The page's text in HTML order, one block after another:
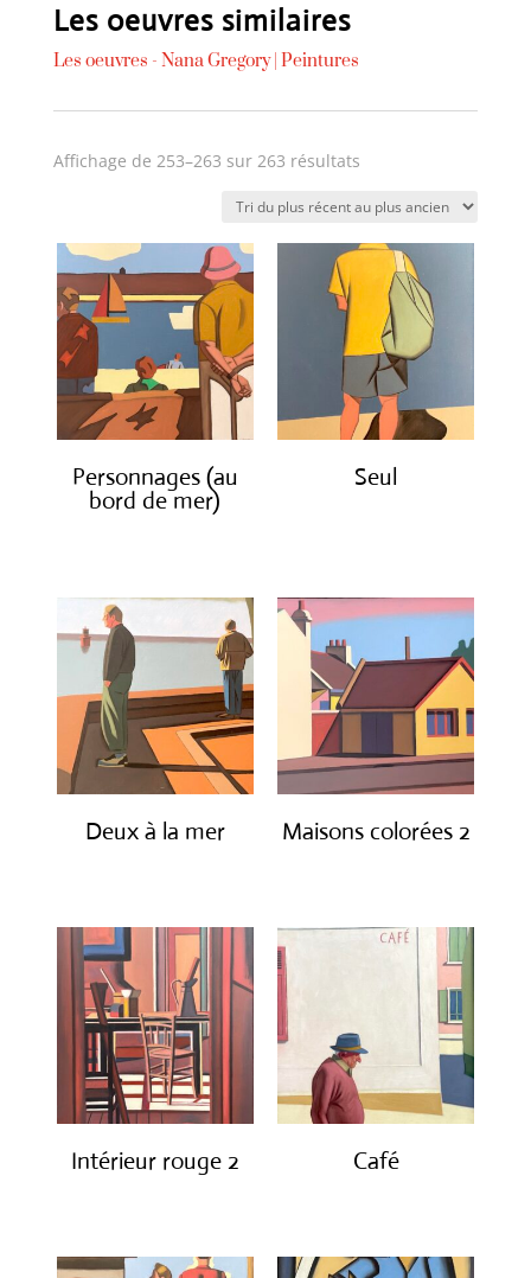
Les oeuvres similaires
Les oeuvres - Nana Gregory| Peintures
Affichage de 253–263 sur 263 résultatsTrié
plus
récent
plus
ancien
Personnages (au
bord de mer)
Seul
Deux à la mer Maisons colorées 2
Intérieur rouge 2 Café